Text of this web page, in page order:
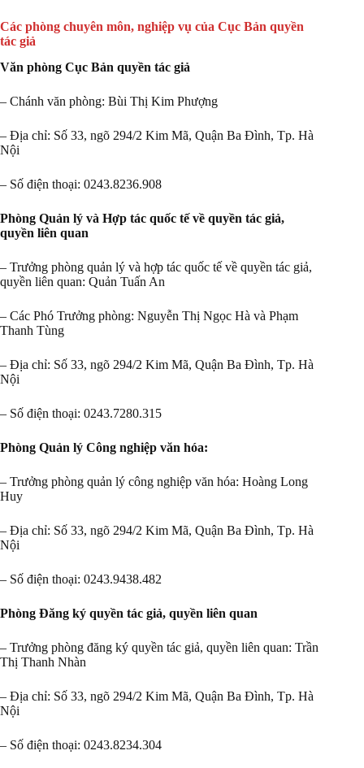
Các phòng chuyên môn, nghiệp vụ của Cục Bản quyền
tác giả
Văn phòng Cục Bản quyền tác giả
– Chánh văn phòng: Bùi Thị Kim Phượng
– Địa chỉ: Số 33, ngõ 294/2 Kim Mã, Quận Ba Đình, Tp. Hà
Nội
– Số điện thoại: 0243.8236.908
Phòng Quản lý và Hợp tác quốc tế về quyền tác giả,
quyền liên quan
– Trưởng phòng quản lý và hợp tác quốc tế về quyền tác giả,
quyền liên quan: Quản Tuấn An
– Các Phó Trưởng phòng: Nguyễn Thị Ngọc Hà và Phạm
Thanh Tùng
– Địa chỉ: Số 33, ngõ 294/2 Kim Mã, Quận Ba Đình, Tp. Hà
Nội
– Số điện thoại: 0243.7280.315
Phòng Quản lý Công nghiệp văn hóa:
– Trưởng phòng quản lý công nghiệp văn hóa: Hoàng Long
Huy
– Địa chỉ: Số 33, ngõ 294/2 Kim Mã, Quận Ba Đình, Tp. Hà
Nội
– Số điện thoại: 0243.9438.482
Phòng Đăng ký quyền tác giả, quyền liên quan
– Trưởng phòng đăng ký quyền tác giả, quyền liên quan: Trần
Thị Thanh Nhàn
– Địa chỉ: Số 33, ngõ 294/2 Kim Mã, Quận Ba Đình, Tp. Hà
Nội
– Số điện thoại: 0243.8234.304